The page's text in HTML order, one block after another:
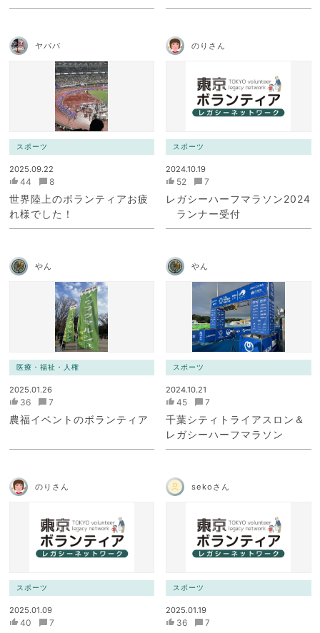
ヤパパ
スポーツ
2025.09.22
44 8
世界陸上のボランティアお疲
れ様でした！
のりさん
スポーツ
2024.10.19
52 7
レガシーハーフマラソン2024
ランナー受付
やん
医療・福祉・人権
2025.01.26
36 7
農福イベントのボランティア
やん
スポーツ
2024.10.21
45 7
千葉シティトライアスロン＆
レガシーハーフマラソン
のりさん
スポーツ
2025.01.09
40 7
sekoさん
スポーツ
2025.01.19
36 7